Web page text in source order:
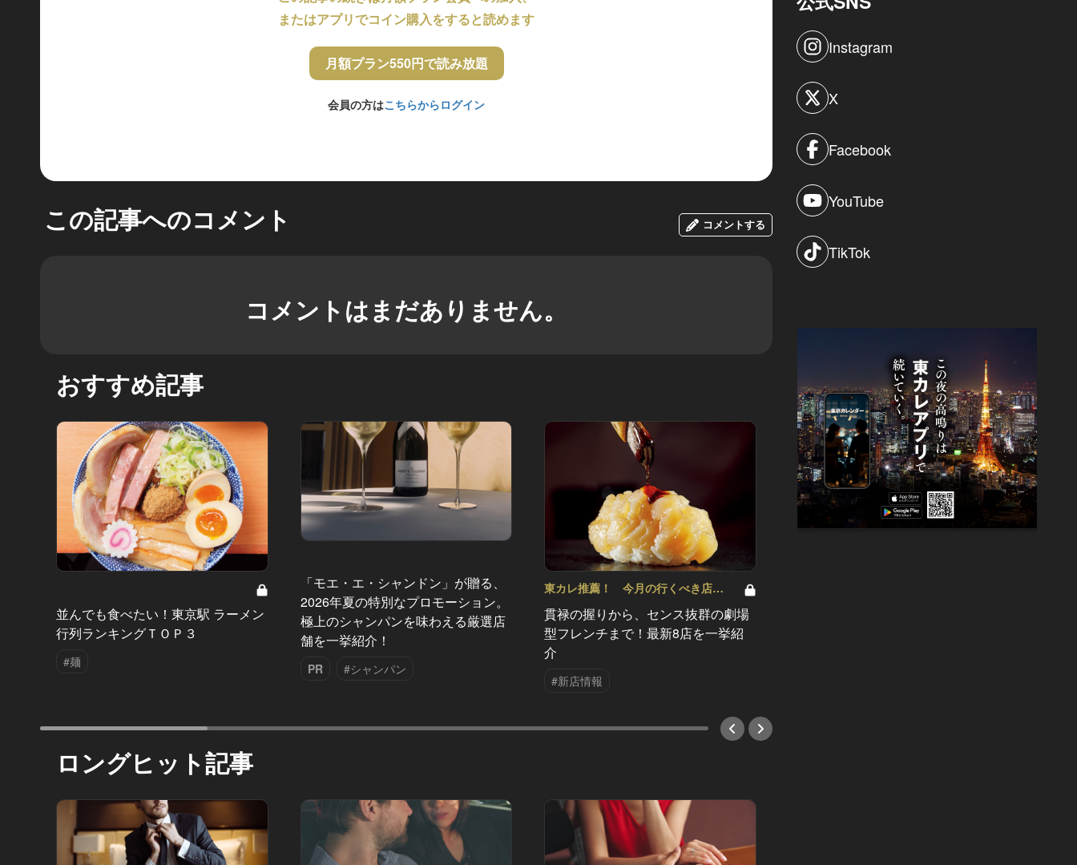
またはアプリでコイン購入をすると読めます
月額プラン550円で読み放題
会員の方はこちらからログイン
この記事へのコメント コメントする
コメントはまだありません。
おすすめ記事
並んでも食べたい！東京駅 ラーメン
行列ランキングＴＯＰ３
#麺
「モエ・エ・シャンドン」が贈る、
2026年夏の特別なプロモーション。
極上のシャンパンを味わえる厳選店
舗を一挙紹介！
PR #シャンパン
東カレ推薦！ 今月の行くべき店
貫禄の握りから、センス抜群の劇場
型フレンチまで！最新8店を一挙紹
介
#新店情報
ロングヒット記事
Instagram
X
Facebook
YouTube
TikTok